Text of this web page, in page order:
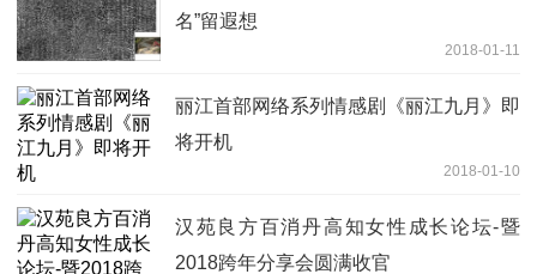
名”留遐想
2018-01-11
丽江首部网络系列情感剧《丽江九月》即
将开机
2018-01-10
汉苑良方百消丹高知女性成长论坛-暨
2018跨年分享会圆满收官